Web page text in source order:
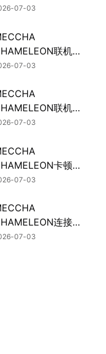
的排查与修复攻
07-03
联机延
高的原因及加速解
07-03
联机失
的原因与高效解决
07-03
卡顿？
机掉线解决方法汇
07-03
连接断
？UU加速器免费
07-03